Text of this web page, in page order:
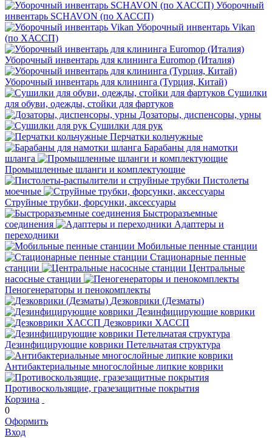
Уборочный
инвентарь SCHAVON (по ХАССП)
Уборочный инвентарь Vikan
(по ХАССП)
Уборочный инвентарь для клининга Euromop (Италия)
Уборочный инвентарь для клининга (Турция, Китай)
Сушилки
для обуви, одежды, стойки для фартуков
Дозаторы, диспенсоры, урны
Сушилки для рук
Перчатки кольчужные
Барабаны для намотки
шланга
Промышленные шланги и комплектующие
Пистолеты
моечные
Струйные трубки, форсунки, аксессуары
Быстроразъемные
соединения
Адаптеры и
переходники
Мобильные пенные станции
Стационарные пенные
станции
Центральные
насосные станции
Пеногенераторы и пенокомплекты
Дезковрики (Дезматы)
Дезинфицирующие коврики
Дезковрики ХАССП
Дезинфицирующие коврики Петельчатая структура
Антибактериальные многослойные липкие коврики
Противоскользящие, гразезащитные покрытия
Корзина
0
Оформить
Вход